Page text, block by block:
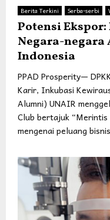
Berita Terkini Serba-serbi
Potensi
Negara-negara
Indonesia
PPAD Prosperity—
Karir, Inkubasi
Alumni) UNAIR
Club bertajuk “Merintis
mengenai peluang